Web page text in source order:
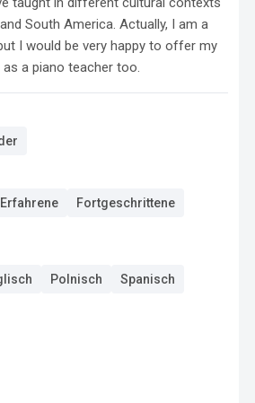
South America. Actually, I am a
I would be very happy to offer my
a piano teacher too.
Erfahrene
Fortgeschrittene
Polnisch Spanisch